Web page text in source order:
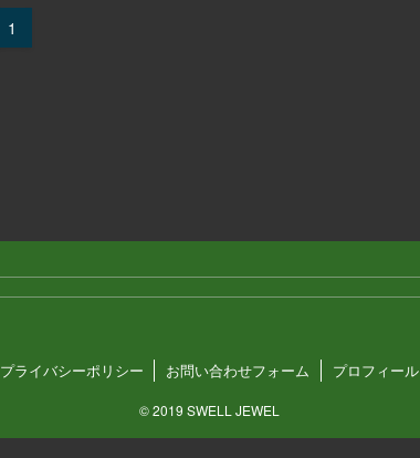
1
プライバシーポリシー お問い合わせフォーム プロフィール
©2019 SWELL JEWEL